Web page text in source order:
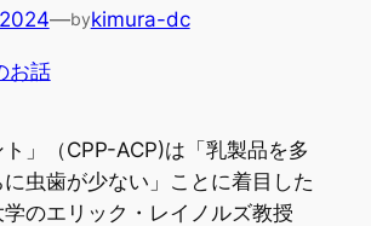
—bykimura-dc
お話
ト」（CPP-ACP)は「乳製品を多
に虫歯が少ない」ことに着目した
学のエリック・レイノルズ教授